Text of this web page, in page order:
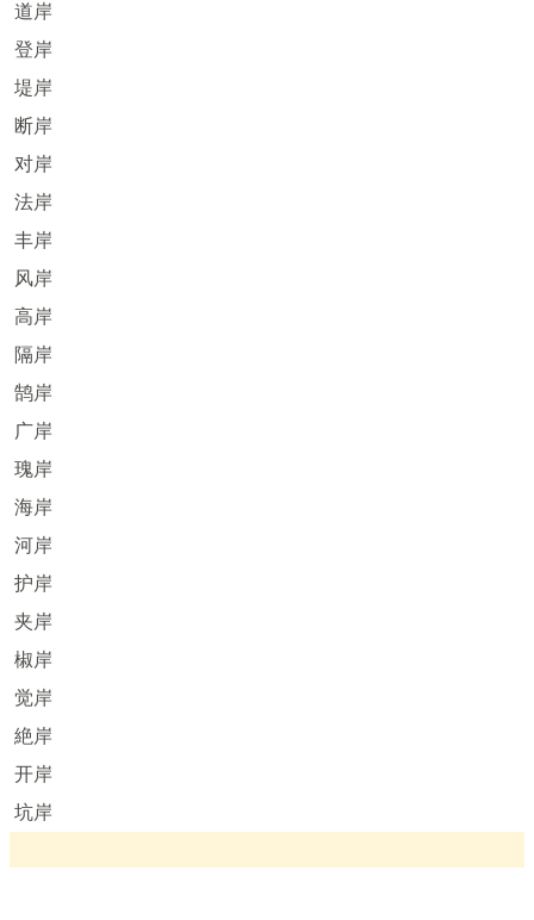
道岸
登岸
堤岸
断岸
对岸
法岸
丰岸
风岸
高岸
隔岸
鹄岸
广岸
瑰岸
海岸
河岸
护岸
夹岸
椒岸
觉岸
絶岸
开岸
坑岸